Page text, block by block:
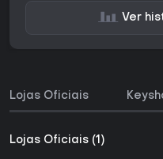
Ver
Lojas Oficiais
Lojas Oficiais (1)